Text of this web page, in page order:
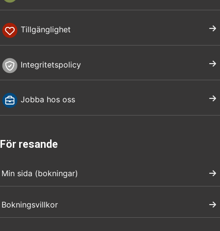
Tillgänglighet
Integritetspolicy
Jobba hos oss
För resande
Min sida (bokningar)
Bokningsvillkor